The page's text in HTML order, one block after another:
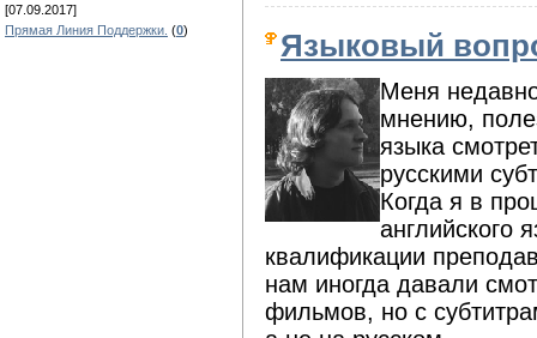
[07.09.2017]
Прямая Линия Поддержки. (0) Языковый
Меня
мнению,
языка
русскими
Когда я в
английского
квалификации
нам иногда давали
фильмов, но с